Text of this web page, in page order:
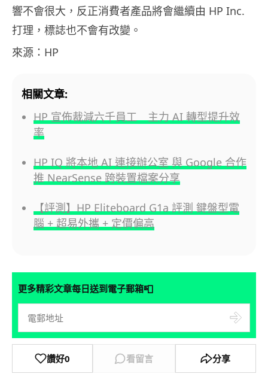
響不會很大，反正消費者產品將會繼續由 HP Inc.
打理，標誌也不會有改變。
來源：HP
相關文章:
HP 宣佈裁減六千員工 主力 AI 轉型提升效
率
HP IQ 將本地 AI 連接辦公室 與 Google 合作
推 NearSense 跨裝置檔案分享
【評測】HP Eliteboard G1a 評測 鍵盤型電
腦 + 超易外攜 + 定價偏高
更多精彩文章每日送到電子郵箱📮
讚好0 看留言 分享